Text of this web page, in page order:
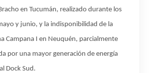
en Tucumán, realizado durante los
y junio, y la indisponibilidad de la
Campana I en Neuquén, parcialmente
por una mayor generación de energía
Dock Sud.